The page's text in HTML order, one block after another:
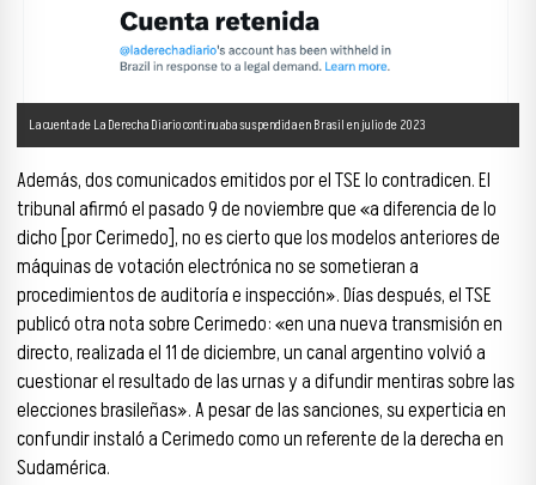
La cuenta de La Derecha Diario continuaba suspendida en Brasil en julio de 2023
Además, dos comunicados emitidos por el TSE lo contradicen. El
tribunal afirmó el pasado 9 de noviembre que «a diferencia de lo
dicho [por Cerimedo], no es cierto que los modelos anteriores de
máquinas de votación electrónica no se sometieran a
procedimientos de auditoría e inspección». Días después, el TSE
publicó otra nota sobre Cerimedo: «en una nueva transmisión en
directo, realizada el 11 de diciembre, un canal argentino volvió a
cuestionar el resultado de las urnas y a difundir mentiras sobre las
elecciones brasileñas». A pesar de las sanciones, su experticia en
confundir instaló a Cerimedo como un referente de la derecha en
Sudamérica.